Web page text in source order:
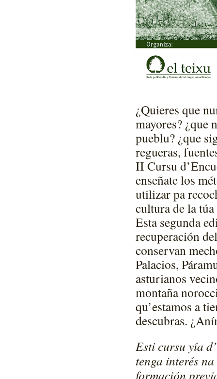
¿Quieres que
mayores? ¿que
pueblu? ¿que
regueras,
II Cursu
enseñate los
utilizar pa
cultura de la
Esta segunda
recuperación
conservan
Palacios,
asturianos
montaña
qu’estamos a
descubras.
Esti cursu yía
tenga interés
formación